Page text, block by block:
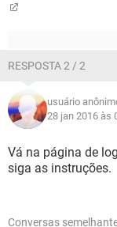
RESPOSTA 2 / 2
usuário
28 jan 2016 às
Vá na página de
siga as instruções.
Conversas